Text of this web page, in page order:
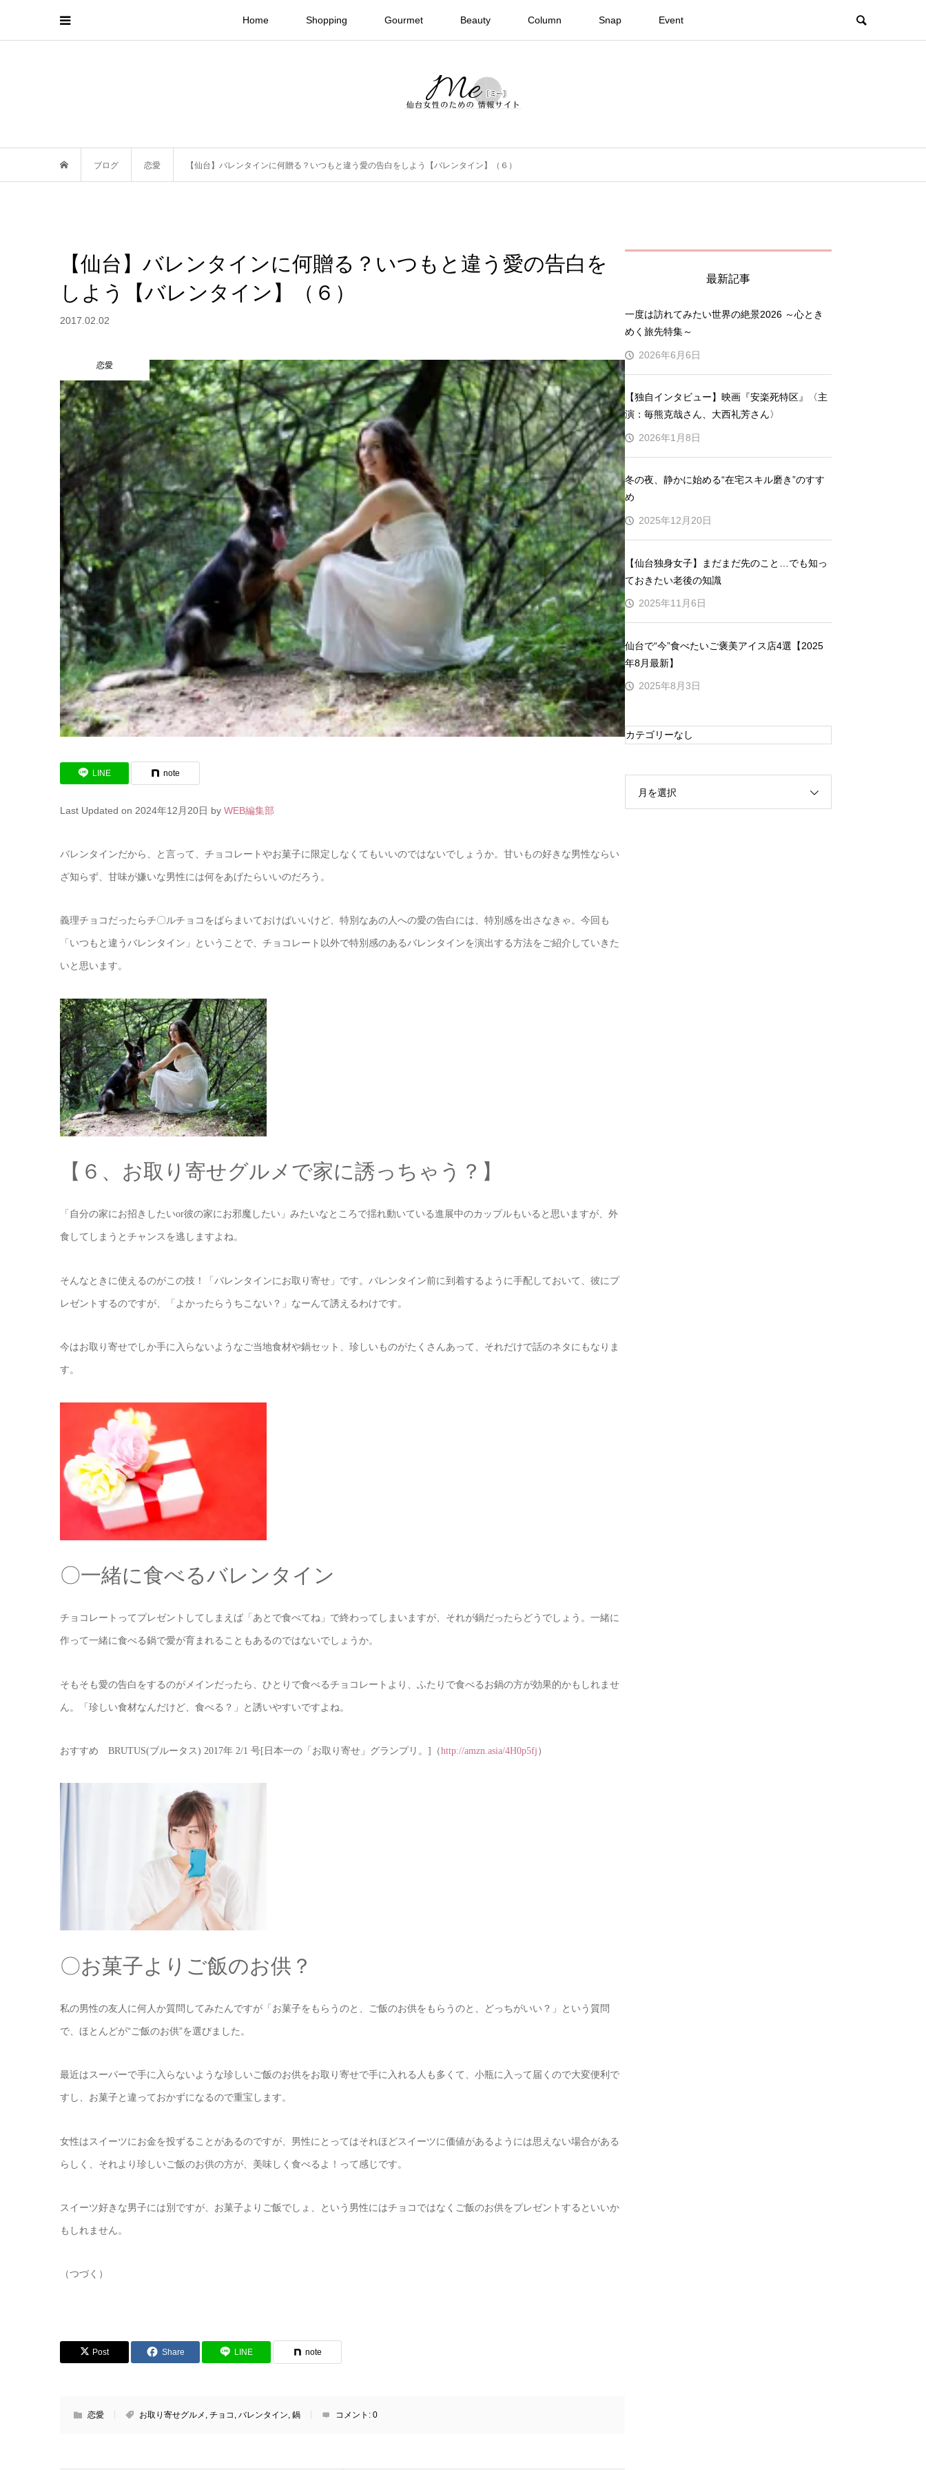
Home Shopping Gourmet Beauty Column Snap Event
ブログ 恋愛 【仙台】バレンタインに何贈る？いつもと違う愛の告白をしよう【バレンタイン】（６）
【仙台】バレンタインに何贈る？いつもと違う愛の告白を
しよう【バレンタイン】（６）
2017.02.02
恋愛
LINE note
Last Updated on 2024年12月20日 by WEB編集部
バレンタインだから、と言って、チョコレートやお菓子に限定しなくてもいいのではないでしょうか。甘いもの好きな男性ならい
ざ知らず、甘味が嫌いな男性には何をあげたらいいのだろう。
義理チョコだったらチ〇ルチョコをばらまいておけばいいけど、特別なあの人への愛の告白には、特別感を出さなきゃ。今回も
「いつもと違うバレンタイン」ということで、チョコレート以外で特別感のあるバレンタインを演出する方法をご紹介していきた
いと思います。
【６、お取り寄せグルメで家に誘っちゃう？】
「自分の家にお招きしたいor彼の家にお邪魔したい」みたいなところで揺れ動いている進展中のカップルもいると思いますが、外
食してしまうとチャンスを逃しますよね。
そんなときに使えるのがこの技！「バレンタインにお取り寄せ」です。バレンタイン前に到着するように手配しておいて、彼にプ
レゼントするのですが、「よかったらうちこない？」なーんて誘えるわけです。
今はお取り寄せでしか手に入らないようなご当地食材や鍋セット、珍しいものがたくさんあって、それだけで話のネタにもなりま
す。
〇一緒に食べるバレンタイン
チョコレートってプレゼントしてしまえば「あとで食べてね」で終わってしまいますが、それが鍋だったらどうでしょう。一緒に
作って一緒に食べる鍋で愛が育まれることもあるのではないでしょうか。
そもそも愛の告白をするのがメインだったら、ひとりで食べるチョコレートより、ふたりで食べるお鍋の方が効果的かもしれませ
ん。「珍しい食材なんだけど、食べる？」と誘いやすいですよね。
おすすめ BRUTUS(ブルータス) 2017年 2/1 号[ 日本一の「お取り寄せ」グランプリ。 ] （http://amzn.asia/4H0p5fj ）
〇お菓子よりご飯のお供？
私の男性の友人に何人か質問してみたんですが「お菓子をもらうのと、ご飯のお供をもらうのと、どっちがいい？」という質問
で、ほとんどが“ご飯のお供”を選びました。
最近はスーパーで手に入らないような珍しいご飯のお供をお取り寄せで手に入れる人も多くて、小瓶に入って届くので大変便利で
すし、お菓子と違っておかずになるので重宝します。
女性はスイーツにお金を投ずることがあるのですが、男性にとってはそれほどスイーツに価値があるようには思えない場合がある
らしく、それより珍しいご飯のお供の方が、美味しく食べるよ！って感じです。
スイーツ好きな男子には別ですが、お菓子よりご飯でしょ、という男性にはチョコではなくご飯のお供をプレゼントするといいか
もしれません。
（つづく）
Post Share LINE note
恋愛 お取り寄せグルメ , チョコ , バレンタイン, 鍋 コメント: 0
最新記事
一度は訪れてみたい世界の絶景2026 ～心とき
めく旅先特集～
2026年6月6日
【独自インタビュー】映画『安楽死特区』〈主
演：毎熊克哉さん、大西礼芳さん〉
2026年1月8日
冬の夜、静かに始める“在宅スキル磨き”のすす
め
2025年12月20日
【仙台独身女子】まだまだ先のこと…でも知っ
ておきたい老後の知識
2025年11月6日
仙台で“今”食べたいご褒美アイス店4選【2025
年8月最新】
2025年8月3日
カテゴリーなし
月を選択